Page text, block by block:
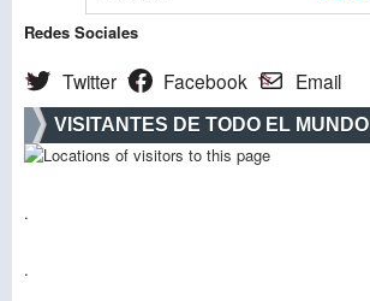
Redes Sociales
Twitter Facebook Email
VISITANTES DE TODO EL MUNDO
.
.